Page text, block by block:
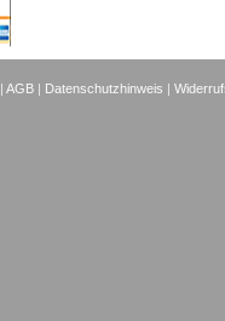
|AGB | Datenschutzhinweis |